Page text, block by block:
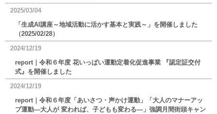
2025/03/04
「生成AI講座～地域活動に活かす基本と実践～」を開催しました
（2025/02/28）
2024/12/19
report｜令和６年度 花いっぱい運動定着化促進事業 『認定証交付
式』を開催しました
2024/12/19
report｜令和６年度「あいさつ・声かけ運動」「大人のマナーアッ
プ運動―大人が 変われば、子どもも変わる―」強調月間街頭キャン